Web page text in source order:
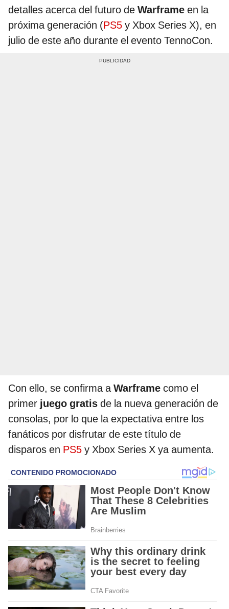
detalles acerca del futuro de Warframe en la
próxima generación (PS5 y Xbox Series X), en
julio de este año durante el evento TennoCon.
Con ello, se confirma aWarframe como el
primer juego gratis de la nueva generación de
consolas, por lo que la expectativa entre los
fanáticos por disfrutar de este título de
disparos en PS5 y Xbox Series X ya aumenta.